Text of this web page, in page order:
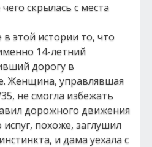
скрылась с места
этой истории то, что
14-летний
дорогу в
Женщина, управлявшая
не смогла избежать
дорожного движения
похоже, заглушил
и дама уехала с